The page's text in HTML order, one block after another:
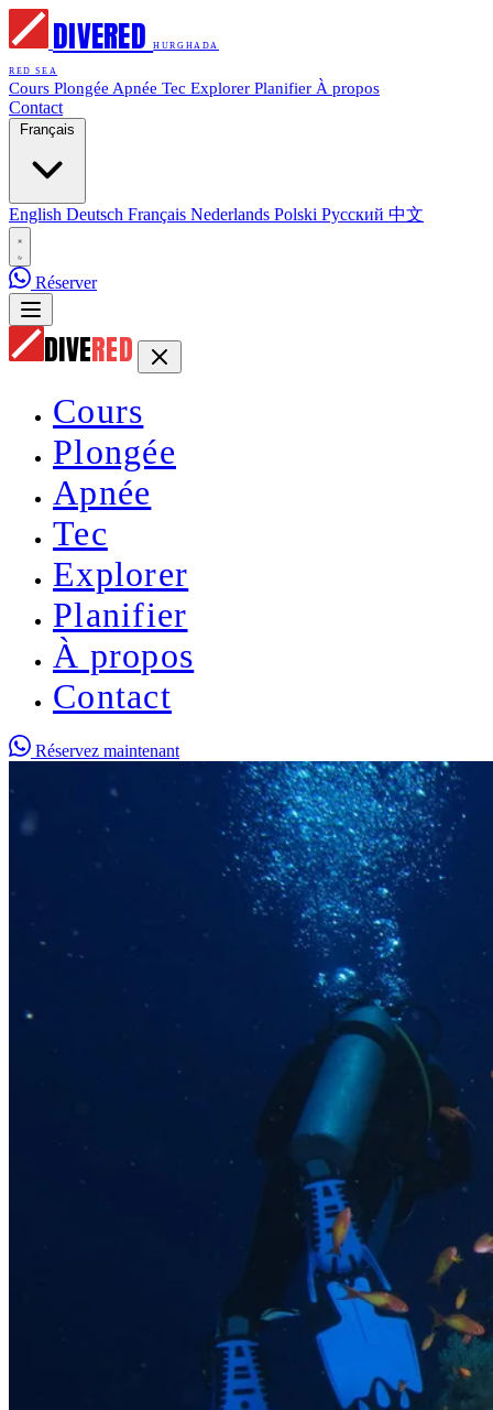
DIVERED HURGHADA
RED SEA
Cours Plongée Apnée Tec Explorer Planifier À propos
Contact
Français
English Deutsch Français Nederlands Polski Русский 中文
Réserver
DIVERED
Cours
Plongée
Apnée
Tec
Explorer
Planifier
À propos
Contact
Réservez maintenant